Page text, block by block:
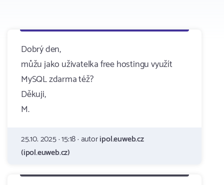
Dobrý den,
můžu jako uživatelka free hostingu využít
MySQL zdarma též?
Děkuji,
M.
25.10. 2025 · 15:18 · autoripol.euweb.cz
(ipol.euweb.cz)